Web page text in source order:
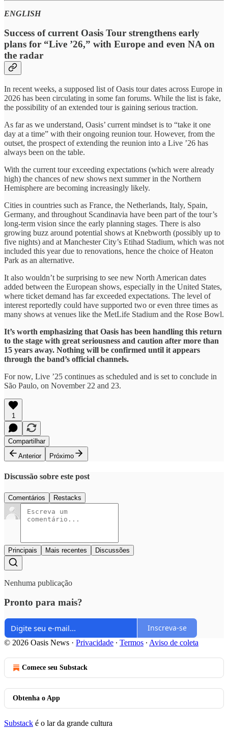
ENGLISH
Success of current Oasis Tour strengthens early
plans for “Live ’26,” with Europe and even NA on
the radar
In recent weeks, a supposed list of Oasis tour dates across Europe in
2026 has been circulating in some fan forums. While the list is fake,
the possibility of an extended tour is gaining serious traction.
As far as we understand, Oasis’ current mindset is to “take it one
day at a time” with their ongoing reunion tour. However, from the
outset, the prospect of extending the reunion into a Live ’26 has
always been on the table.
With the current tour exceeding expectations (which were already
high) the chances of new shows next summer in the Northern
Hemisphere are becoming increasingly likely.
Cities in countries such as France, the Netherlands, Italy, Spain,
Germany, and throughout Scandinavia have been part of the tour’s
long-term vision since the early planning stages. There is also
growing buzz around potential shows at Knebworth (possibly up to
five nights) and at Manchester City’s Etihad Stadium, which was not
included this year due to renovations, hence the choice of Heaton
Park as an alternative.
It also wouldn’t be surprising to see new North American dates
added between the European shows, especially in the United States,
where ticket demand has far exceeded expectations. The level of
interest reportedly could have supported two or even three times as
many shows at venues like the MetLife Stadium and the Rose Bowl.
It’s worth emphasizing that Oasis has been handling this return
to the stage with great seriousness and caution after more than
15 years away. Nothing will be confirmed until it appears
through the band’s official channels.
For now, Live ’25 continues as scheduled and is set to conclude in
São Paulo, on November 22 and 23.
1
Compartilhar
Anterior
Próximo
Discussão sobre este post
Comentários Restacks
Principais Mais recentes Discussões
Nenhuma publicação
Pronto para mais?
Inscreva-se
© 2026 Oasis News · Privacidade ∙ Termos ∙ Aviso de coleta
Comece seu Substack
Obtenha o App
Substack é o lar da grande cultura